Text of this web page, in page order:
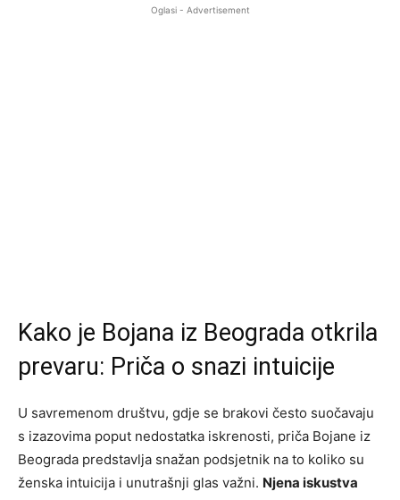
Oglasi - Advertisement
Kako je Bojana iz Beograda otkrila
prevaru: Priča o snazi intuicije
U savremenom društvu, gdje se brakovi često suočavaju
s izazovima poput nedostatka iskrenosti, priča Bojane iz
Beograda predstavlja snažan podsjetnik na to koliko su
ženska intuicija i unutrašnji glas važni. Njena iskustva